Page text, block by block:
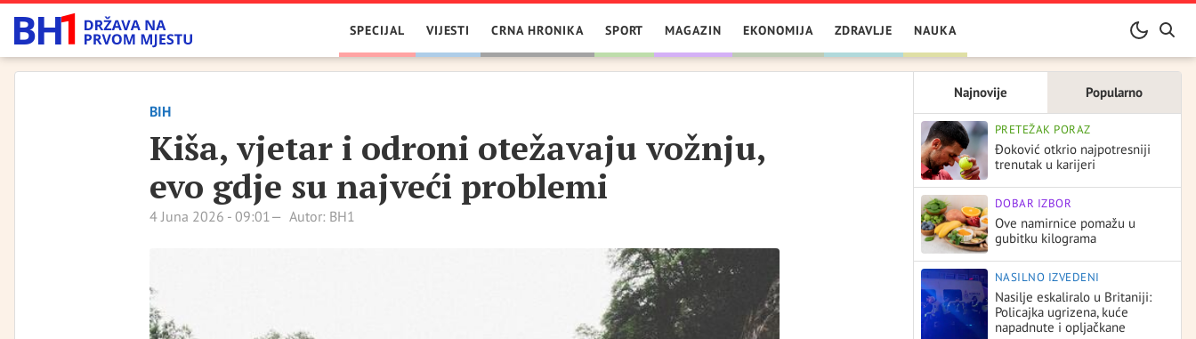
SPECIJAL VIJESTI CRNA HRONIKA SPORT MAGAZIN EKONOMIJA ZDRAVLJE NAUKA
BIH
Kiša, vjetar i odroni otežavaju vožnju,
evo gdje su najveći problemi
4 Juna 2026 - 09:01 Autor: BH1
Najnovije Popularno
PRETEŽAK PORAZ
Đoković otkrio najpotresniji
trenutak u karijeri
DOBAR IZBOR
Ove namirnice pomažu u
gubitku kilograma
NASILNO IZVEDENI
Nasilje eskaliralo u Britaniji:
Policajka ugrizena, kuće
napadnute i opljačkane